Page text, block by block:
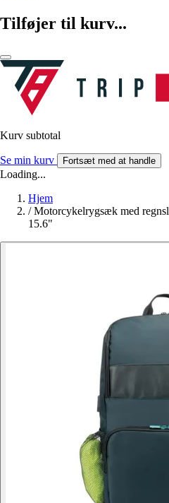
Tilføjer til kurv...
Kurv subtotal
Se min kurv Fortsæt med at handle
Loading...
Hjem
/ Motorcykelrygsæk med
15.6"